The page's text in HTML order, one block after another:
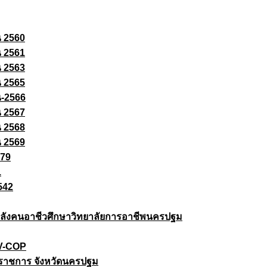
2560
2561
2563
2565
2566
2567
2568
2569
งคนอาชีวศึกษาวิทยาลัยการอาชีพนครปฐม
COP
าชการ จังหวัดนครปฐม